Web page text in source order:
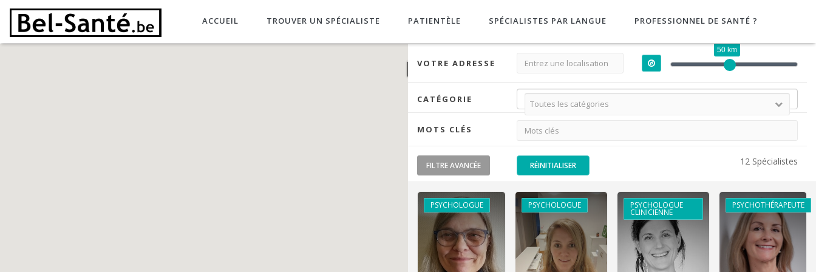
ACCUEIL TROUVER UN SPÉCIALISTE PATIENTÈLE SPÉCIALISTES PAR LANGUE PROFESSIONNEL DE SANTÉ ?
VOTRE ADRESSE
50 km
CATÉGORIE
MOTS CLÉS
FILTREAVANCÉE RÉINITIALISER 12 Spécialistes
PSYCHOLOGUE PSYCHOLOGUE PSYCHOLOGUE
CLINICIENNE
PSYCHOTHÉRAPEUTE